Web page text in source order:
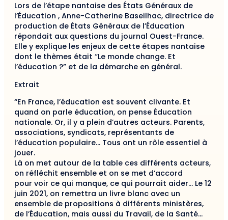
Lors de l’étape nantaise des États Généraux de
l’Éducation , Anne-Catherine Baseilhac, directrice de
production de États Généraux de l’Éducation
répondait aux questions du journal Ouest-France.
Elle y explique les enjeux de cette étapes nantaise
dont le thèmes était “Le monde change. Et
l’éducation ?” et de la démarche en général.
Extrait
“En France, l’éducation est souvent clivante. Et
quand on parle éducation, on pense Éducation
nationale. Or, il y a plein d’autres acteurs. Parents,
associations, syndicats, représentants de
l’éducation populaire… Tous ont un rôle essentiel à
jouer.
Là on met autour de la table ces différents acteurs,
on réfléchit ensemble et on se met d’accord
pour voir ce qui manque, ce qui pourrait aider… Le 12
juin 2021, on remettra un livre blanc avec un
ensemble de propositions à différents ministères,
de l’Éducation, mais aussi du Travail, de la Santé…